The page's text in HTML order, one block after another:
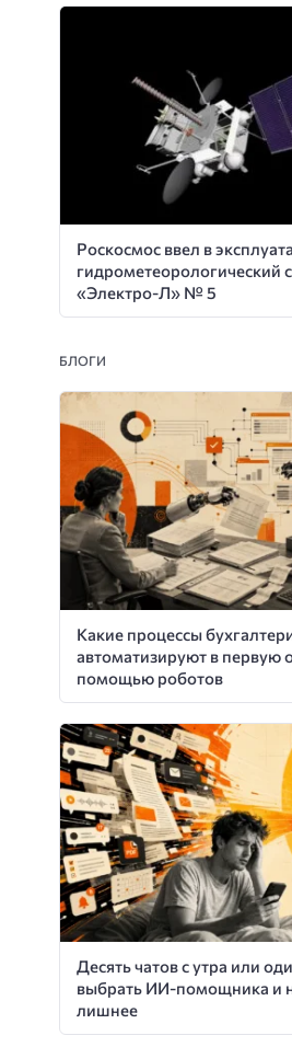
Роскосмос ввел в
гидрометеорологический
«Электро-Л» № 5
БЛОГИ
Какие процессы
автоматизируют в первую
помощью роботов
Десять чатов с утра или
выбрать ИИ-помощника и
лишнее